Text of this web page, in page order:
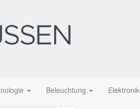
Beleuchtung Elektronik